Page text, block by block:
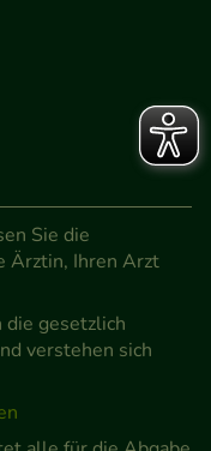
Sie die
Ärztin, Ihren Arzt
die gesetzlich
verstehen sich